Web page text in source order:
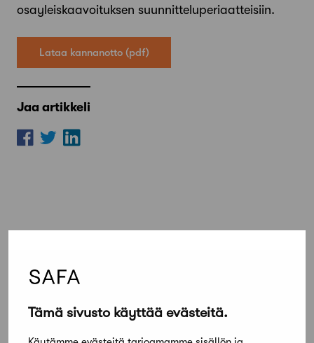
Tämä sivusto käyttää evästeitä.
osayleiskaavoituksen suunnitteluperiaatteisiin.
Lataa kannanotto
Jaa artikkeli
Lue lisää Kaikki ajankohtaiset